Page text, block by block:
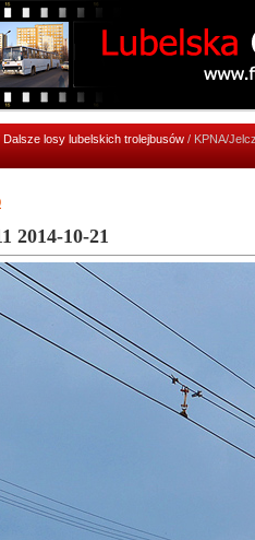
Dalsze losy lubelskich trolejbusów / KPNA/
2014-10-21